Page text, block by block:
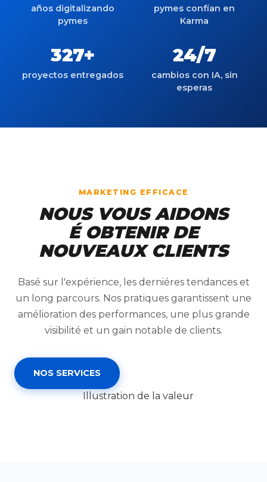
años digitalizando
pymes
pymes confían en
Karma
327+
proyectos entregados
24/7
cambios con IA, sin
esperas
MARKETING EFFICACE
NOUS VOUS AIDONS
É OBTENIR DE
NOUVEAUX CLIENTS
Basé sur l'expérience, les derniéres tendances et
un long parcours. Nos pratiques garantissent une
amélioration des performances, une plus grande
visibilité et un gain notable de clients.
NOS SERVICES